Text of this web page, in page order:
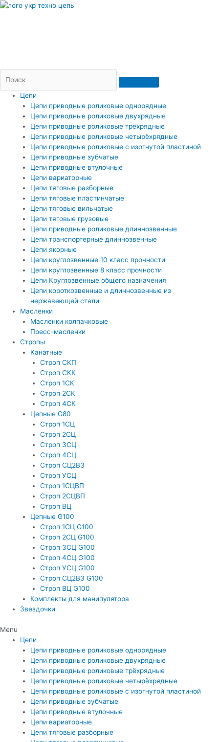
Перейти
Цепи
Цепи приводные роликовые однорядные
Цепи приводные роликовые двухрядные
Цепи приводные роликовые трёхрядные
Цепи приводные роликовые четырёхрядные
Цепи приводные роликовые с изогнутой пластиной
Цепи приводные зубчатые
Цепи приводные втулочные
Цепи вариаторные
Цепи тяговые разборные
Цепи тяговые пластинчатые
Цепи тяговые вильчатые
Цепи тяговые грузовые
Цепи приводные роликовые длиннозвенные
Цепи транспортерные длиннозвенные
Цепи якорные
Цепи круглозвенные 10 класс прочности
Цепи круглозвенные 8 класс прочности
Цепи Круглозвенные общего назначения
Цепи короткозвенные и длиннозвенные из
нержавеющей стали
Масленки
Масленки колпачковые
Пресс-масленки
Стропы
Канатные
Строп СКП
Строп СКК
Строп 1СК
Строп 2СК
Строп 4СК
Цепные G80
Строп 1СЦ
Строп 2СЦ
Строп 3СЦ
Строп 4СЦ
Строп СЦ2В3
Строп УСЦ
Строп 1СЦВП
Строп 2СЦВП
Строп ВЦ
Цепные G100
Строп 1СЦ G100
Строп 2СЦ G100
Строп 3СЦ G100
Строп 4СЦ G100
Строп УСЦ G100
Строп СЦ2ВЗ G100
Строп ВЦ G100
Комплекты для манипулятора
Звездочки
Menu
Цепи
Цепи приводные роликовые однорядные
Цепи приводные роликовые двухрядные
Цепи приводные роликовые трёхрядные
Цепи приводные роликовые четырёхрядные
Цепи приводные роликовые с изогнутой пластиной
Цепи приводные зубчатые
Цепи приводные втулочные
Цепи вариаторные
Цепи тяговые разборные